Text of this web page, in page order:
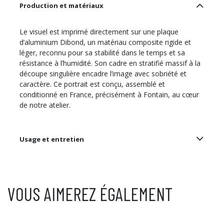
Production et matériaux
Le visuel est imprimé directement sur une plaque
d’aluminium Dibond, un matériau composite rigide et
léger, reconnu pour sa stabilité dans le temps et sa
résistance à l’humidité. Son cadre en stratifié massif à la
découpe singulière encadre l’image avec sobriété et
caractère. Ce portrait est conçu, assemblé et
conditionné en France, précisément à Fontain, au cœur
de notre atelier.​
Usage et entretien
VOUS AIMEREZ ÉGALEMENT